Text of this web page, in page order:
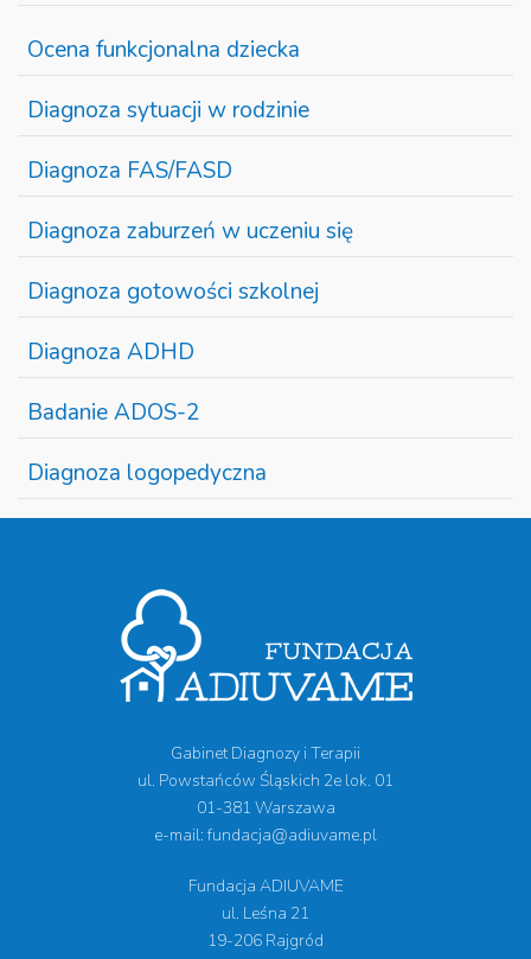
Ocena funkcjonalna dziecka
Diagnoza sytuacji w rodzinie
Diagnoza FAS/FASD
Diagnoza zaburzeń w uczeniu się
Diagnoza gotowości szkolnej
Diagnoza ADHD
Badanie ADOS-2
Diagnoza logopedyczna
Gabinet Diagnozy i Terapii
ul. Powstańców Śląskich 2e lok. 01
01-381 Warszawa
e-mail: fundacja@adiuvame.pl
Fundacja ADIUVAME
ul. Leśna 21
19-206 Rajgród